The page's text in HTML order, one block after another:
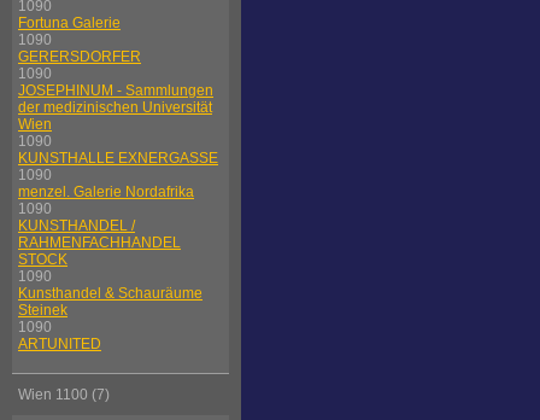
1090
Fortuna Galerie
1090
GERERSDORFER
1090
JOSEPHINUM - Sammlungen
der medizinischen Universität
Wien
1090
KUNSTHALLE EXNERGASSE
1090
menzel. Galerie Nordafrika
1090
KUNSTHANDEL /
RAHMENFACHHANDEL
STOCK
1090
Kunsthandel & Schauräume
Steinek
1090
ARTUNITED
Wien 1100 (7)